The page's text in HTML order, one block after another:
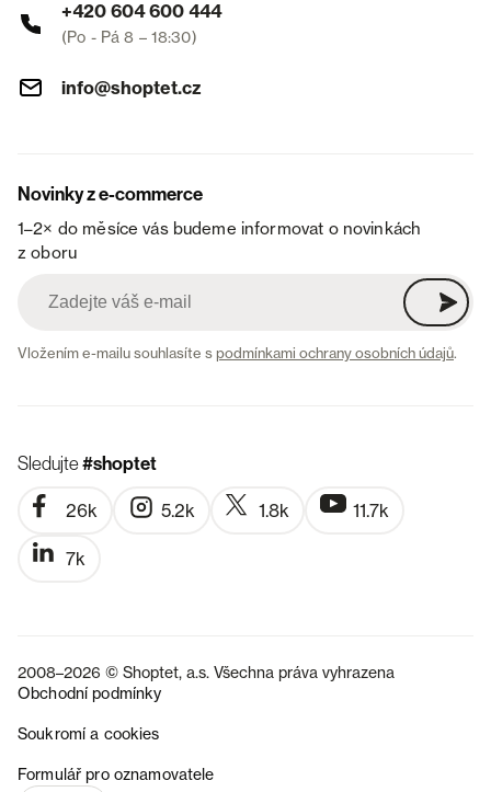
+420 604 600 444
(Po - Pá 8 – 18:30)
info@shoptet.cz
Novinky z e-commerce
1–2× do měsíce vás budeme informovat o novinkách
z oboru
Vložením e-mailu souhlasíte spodmínkami ochrany osobních údajů.
Sledujte#shoptet
26k 5.2k 1.8k 11.7k
7k
2008–2026 © Shoptet, a.s. Všechna práva vyhrazena
Obchodní podmínky
Soukromí a cookies
Formulář pro oznamovatele